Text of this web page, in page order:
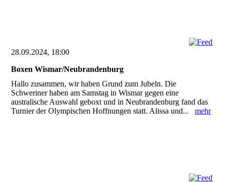
28.09.2024, 18:00
Boxen Wismar/Neubrandenburg
Hallo zusammen, wir haben Grund zum Jubeln. Die
Schweriner haben am Samstag in Wismar gegen eine
australische Auswahl geboxt und in Neubrandenburg fand das
Turnier der Olympischen Hoffnungen statt. Alissa und...mehr